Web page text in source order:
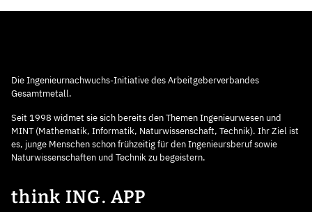
Die Ingenieurnachwuchs-Initiative des Arbeitgeberverbandes
Gesamtmetall.
Seit 1998 widmet sie sich bereits den Themen Ingenieurwesen und
MINT (Mathematik, Informatik, Naturwissenschaft, Technik). Ihr Ziel ist
es, junge Menschen schon frühzeitig für den Ingenieursberuf sowie
Naturwissenschaften und Technik zu begeistern.
think ING. APP